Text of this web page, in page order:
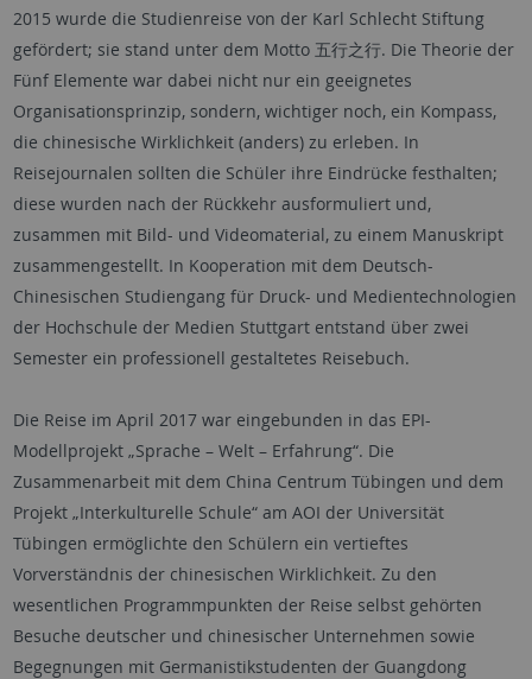
2015 wurde die Studienreise von der Karl Schlecht Stiftung
gefördert; sie stand unter dem Motto 五行之行. Die Theorie der
Fünf Elemente war dabei nicht nur ein geeignetes
Organisationsprinzip, sondern, wichtiger noch, ein Kompass,
die chinesische Wirklichkeit (anders) zu erleben. In
Reisejournalen sollten die Schüler ihre Eindrücke festhalten;
diese wurden nach der Rückkehr ausformuliert und,
zusammen mit Bild- und Videomaterial, zu einem Manuskript
zusammengestellt. In Kooperation mit dem Deutsch-
Chinesischen Studiengang für Druck- und Medientechnologien
der Hochschule der Medien Stuttgart entstand über zwei
Semester ein professionell gestaltetes Reisebuch.
Die Reise im April 2017 war eingebunden in das EPI-
Modellprojekt „Sprache – Welt – Erfahrung“. Die
Zusammenarbeit mit dem China Centrum Tübingen und dem
Projekt „Interkulturelle Schule“ am AOI der Universität
Tübingen ermöglichte den Schülern ein vertieftes
Vorverständnis der chinesischen Wirklichkeit. Zu den
wesentlichen Programmpunkten der Reise selbst gehörten
Besuche deutscher und chinesischer Unternehmen sowie
Begegnungen mit Germanistikstudenten der Guangdong